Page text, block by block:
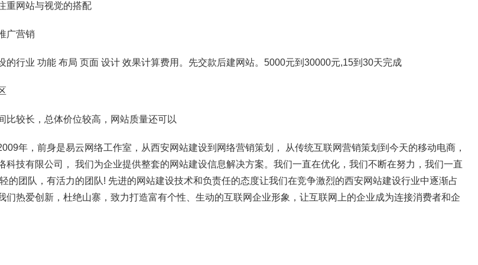
重网站与视觉的搭配
广营销
的行业 功能 布局 页面 设计 效果计算费用。先交款后建网站。5000元到30000元,15到30天完成
比较长，总体价位较高，网站质量还可以
年，前身是易云网络工作室，从西安网站建设到网络营销策划， 从传统互联网营销策划到今天的移动电商，
科技有限公司， 我们为企业提供整套的网站建设信息解决方案。我们一直在优化，我们不断在努力，我们一直
的团队，有活力的团队! 先进的网站建设技术和负责任的态度让我们在竞争激烈的西安网站建设行业中逐渐占
们热爱创新，杜绝山寨，致力打造富有个性、生动的互联网企业形象，让互联网上的企业成为连接消费者和企